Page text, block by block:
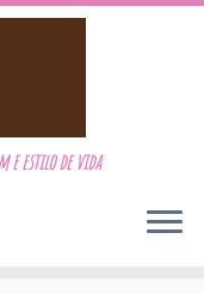
e estilo de vida